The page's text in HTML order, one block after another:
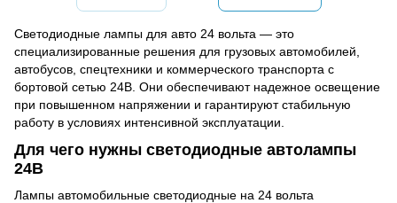
Светодиодные лампы для авто 24 вольта — это
специализированные решения для грузовых автомобилей,
автобусов, спецтехники и коммерческого транспорта с
бортовой сетью 24В. Они обеспечивают надежное освещение
при повышенном напряжении и гарантируют стабильную
работу в условиях интенсивной эксплуатации.
Для чего нужны светодиодные автолампы
24В
Лампы автомобильные светодиодные на 24 вольта